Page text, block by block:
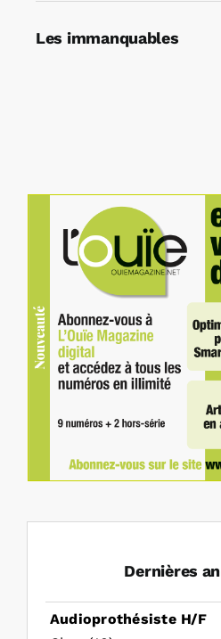
Les immanquables
Dernières
Audioprothésiste H/F